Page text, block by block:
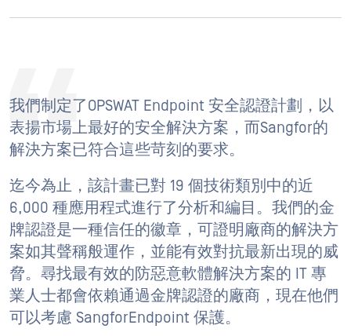
我們制定了OPSWAT Endpoint 安全認證計劃，以
表揚市場上最好的安全解決方案，而Sangfor的
解決方案已符合這些苛刻的要求。
迄今為止，該計畫已對 19 個技術類別中的近
6,000 種應用程式進行了分析和編目。我們的金
牌認證是一種信任的徽章，可證明廠商的解決方
案如其聲稱般運作，並能有效對抗最新出現的威
脅。尋找最有效的防惡意軟體解決方案的 IT 專
業人士都會依賴通過金牌認證的廠商，現在他們
可以考慮 SangforEndpoint 保護。